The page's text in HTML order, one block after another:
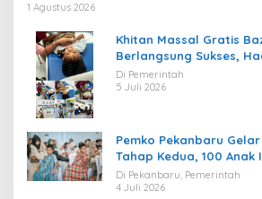
1 Agustus 2026
Khitan Massal Gratis Baznas Berau
Berlangsung Sukses,
Kebahagiaan bagi
Di Pemerintah
5 Juli 2026
Pemko Pekanbaru
Tahap Kedua, 100 Anak
Di Pekanbaru, Pemerintah
4 Juli 2026